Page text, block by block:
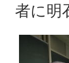
者に明